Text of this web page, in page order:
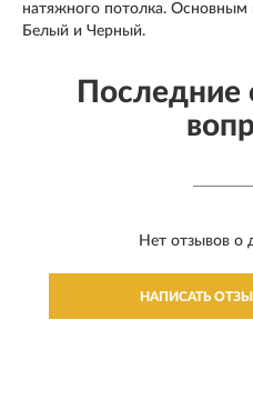
натяжного потолка. Основным
Белый и Черный.
Последние
Нет отзывов о
НАПИСАТЬ